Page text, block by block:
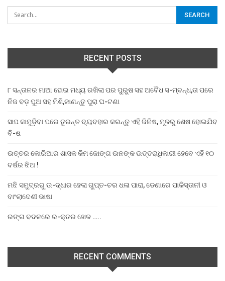
RECENT POSTS
୮ ସନ୍ତାନର ମାଆ ହୋଇ ମଧ୍ୟ ରଖିଲା ପର ପୁରୁଷ ସହ ଅବୈଧ ସ-ମ୍ବନ୍ଧ,ତା ପରେ
ନିଜ ବଡ଼ ପୁଅ ସହ ମିଶି,ଜାଣନ୍ତୁ ପୁରା ଘ-ଟଣା
ସାପ କାମୁଡ଼ିବା ପରେ ତୁରନ୍ତ ବ୍ୟବହାର କରନ୍ତୁ ଏହି ଜିନିଷ, ମୂଳରୁ ଶେଷ ହୋଇଯିବ
ବି-ଷ
ଉତ୍ତର କୋରିଆର ଶାସକ କିମ ଜୋଙ୍ଗ ଉନଙ୍କ ଉତ୍ତରାଧିକାରୀ ହେବେ ଏହି ୧୦
ବର୍ଷର ଝିଅ !
ମଝି ସମୁଦ୍ରରୁ ଉ-ଦ୍ଧାର ହେଲା ଗୁପ୍ତ-ଚର ଧଳା ପାରା, ଡେଣାରେ ପାକିସ୍ତାନୀ ଓ
ବାଂଲାଦେଶୀ ଭାଷା
ରଙ୍ଗ ବଦଳରେ ର-କ୍ତର ଖେଳ …..
RECENT COMMENTS